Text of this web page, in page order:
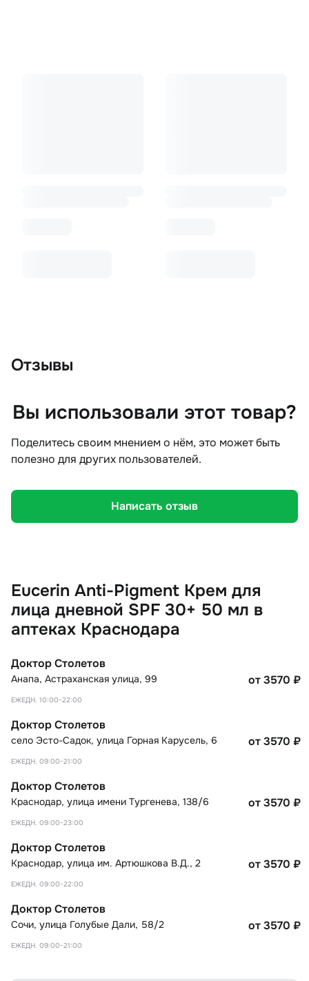
Отзывы
Вы использовали этот товар?
Поделитесь своим мнением о нём, это может быть
полезно для других пользователей.
Написать отзыв
Eucerin Anti-Pigment Крем для
лица дневной SPF 30+ 50 мл в
аптеках Краснодара
Доктор Столетов
Анапа, Астраханская улица, 99
ЕЖЕДН. 10:00-22:00
от 3570 ₽
Доктор Столетов
село Эсто-Садок, улица Горная Карусель, 6
ЕЖЕДН. 09:00-21:00
от 3570 ₽
Доктор Столетов
Краснодар, улица имени Тургенева, 138/6
ЕЖЕДН. 09:00-23:00
от 3570 ₽
Доктор Столетов
Краснодар, улица им. Артюшкова В.Д., 2
ЕЖЕДН. 09:00-22:00
от 3570 ₽
Доктор Столетов
Сочи, улица Голубые Дали, 58/2
ЕЖЕДН. 09:00-21:00
от 3570 ₽